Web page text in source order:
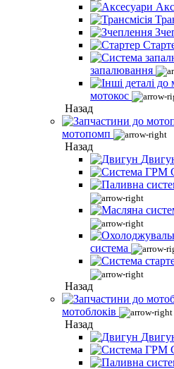
запалювання
мотокос
Назад
мотопомп
Назад
система
Назад
мотоблоків
Назад